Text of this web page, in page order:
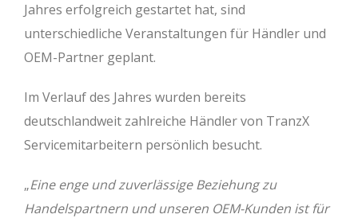
Jahres erfolgreich gestartet hat, sind
unterschiedliche Veranstaltungen für Händler und
OEM-Partner geplant.
Im Verlauf des Jahres wurden bereits
deutschlandweit zahlreiche Händler von TranzX
Servicemitarbeitern persönlich besucht.
„Eine enge und zuverlässige Beziehung zu
Handelspartnern und unseren OEM-Kunden ist für